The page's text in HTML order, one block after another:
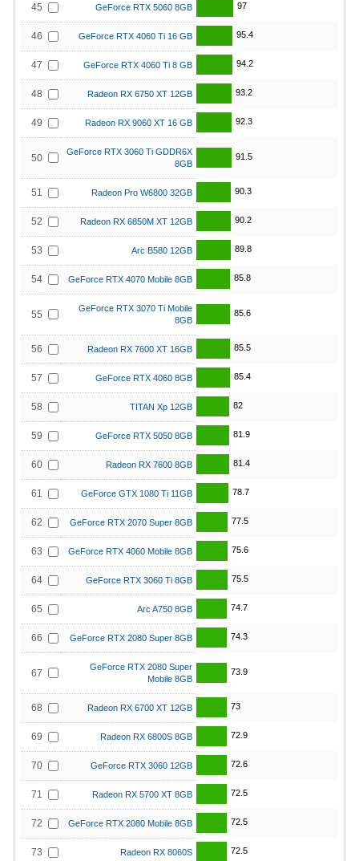
45 GeForce RTX 5060 8GB 97
46 GeForce RTX 4060 Ti 16 GB 95.4
47 GeForce RTX 4060 Ti 8 GB 94.2
48 Radeon RX 6750 XT 12GB 93.2
49 Radeon RX 9060 XT 16 GB 92.3
50
GeForce RTX 3060 Ti GDDR6X
8GB
91.5
51 Radeon Pro W6800 32GB 90.3
52 Radeon RX 6850M XT 12GB 90.2
53 Arc B580 12GB 89.8
54 GeForce RTX 4070 Mobile 8GB 85.8
55
GeForce RTX 3070 Ti Mobile
8GB
85.6
56 Radeon RX 7600 XT 16GB 85.5
57 GeForce RTX 4060 8GB 85.4
58 TITAN Xp 12GB 82
59 GeForce RTX 5050 8GB 81.9
60 Radeon RX 7600 8GB 81.4
61 GeForce GTX 1080 Ti 11GB 78.7
62 GeForce RTX 2070 Super 8GB 77.5
63 GeForce RTX 4060 Mobile 8GB 75.6
64 GeForce RTX 3060 Ti 8GB 75.5
65 Arc A750 8GB 74.7
66 GeForce RTX 2080 Super 8GB 74.3
67
GeForce RTX 2080 Super
Mobile 8GB
73.9
68 Radeon RX 6700 XT 12GB 73
69 Radeon RX 6800S 8GB 72.9
70 GeForce RTX 3060 12GB 72.6
71 Radeon RX 5700 XT 8GB 72.5
72 GeForce RTX 2080 Mobile 8GB 72.5
73 Radeon RX 8060S 72.5